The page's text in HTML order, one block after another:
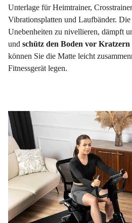
Unterlage für Heimtrainer,
Vibrationsplatten und Laufbänder.
Unebenheiten zu nivellieren, dämpft
und schütz den Boden vor Kratzern
können Sie die Matte leicht
Fitnessgerät legen.